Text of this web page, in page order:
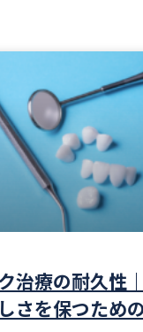
治療の耐久性
さを保つため